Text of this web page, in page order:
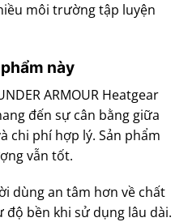
môi trường tập luyện
này
ARMOUR Heatgear
đến sự cân bằng giữa
chi phí hợp lý. Sản phẩm
vẫn tốt.
dùng an tâm hơn về chất
bền khi sử dụng lâu dài.